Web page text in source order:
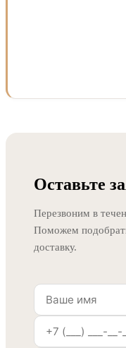
Оставьте
Перезвоним в
Поможем
доставку.